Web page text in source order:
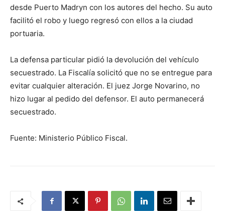
desde Puerto Madryn con los autores del hecho. Su auto
facilitó el robo y luego regresó con ellos a la ciudad
portuaria.
La defensa particular pidió la devolución del vehículo
secuestrado. La Fiscalía solicitó que no se entregue para
evitar cualquier alteración. El juez Jorge Novarino, no
hizo lugar al pedido del defensor. El auto permanecerá
secuestrado.
Fuente: Ministerio Público Fiscal.